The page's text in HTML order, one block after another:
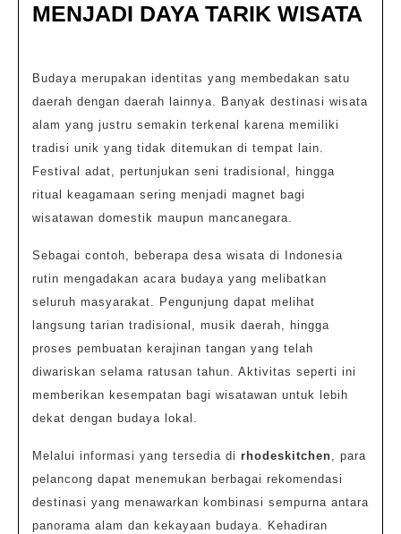
MENJADI DAYA TARIK WISATA
Budaya merupakan identitas yang membedakan satu
daerah dengan daerah lainnya. Banyak destinasi wisata
alam yang justru semakin terkenal karena memiliki
tradisi unik yang tidak ditemukan di tempat lain.
Festival adat, pertunjukan seni tradisional, hingga
ritual keagamaan sering menjadi magnet bagi
wisatawan domestik maupun mancanegara.
Sebagai contoh, beberapa desa wisata di Indonesia
rutin mengadakan acara budaya yang melibatkan
seluruh masyarakat. Pengunjung dapat melihat
langsung tarian tradisional, musik daerah, hingga
proses pembuatan kerajinan tangan yang telah
diwariskan selama ratusan tahun. Aktivitas seperti ini
memberikan kesempatan bagi wisatawan untuk lebih
dekat dengan budaya lokal.
Melalui informasi yang tersedia di rhodeskitchen, para
pelancong dapat menemukan berbagai rekomendasi
destinasi yang menawarkan kombinasi sempurna antara
panorama alam dan kekayaan budaya. Kehadiran